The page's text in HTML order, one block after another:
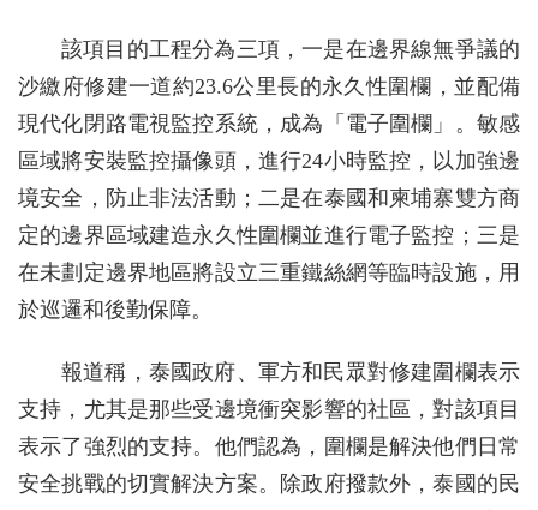
該項目的工程分為三項，一是在邊界線無爭議的
沙繳府修建一道約23.6公里長的永久性圍欄，並配備
現代化閉路電視監控系統，成為「電子圍欄」。敏感
區域將安裝監控攝像頭，進行24小時監控，以加強邊
境安全，防止非法活動；二是在泰國和柬埔寨雙方商
定的邊界區域建造永久性圍欄並進行電子監控；三是
在未劃定邊界地區將設立三重鐵絲網等臨時設施，用
於巡邏和後勤保障。
報道稱，泰國政府、軍方和民眾對修建圍欄表示
支持，尤其是那些受邊境衝突影響的社區，對該項目
表示了強烈的支持。他們認為，圍欄是解決他們日常
安全挑戰的切實解決方案。除政府撥款外，泰國的民